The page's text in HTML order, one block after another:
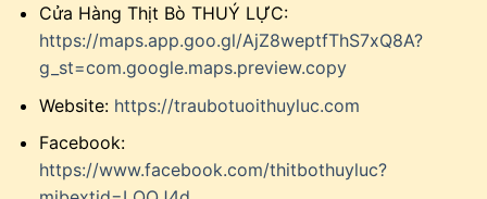
Cửa Hàng Thịt Bò THUÝ LỰC:
https://maps.app.goo.gl/AjZ8weptfThS7xQ8A?
g_st=com.google.maps.preview.copy
Website: https://traubotuoithuyluc.com
Facebook:
https://www.facebook.com/thitbothuyluc?